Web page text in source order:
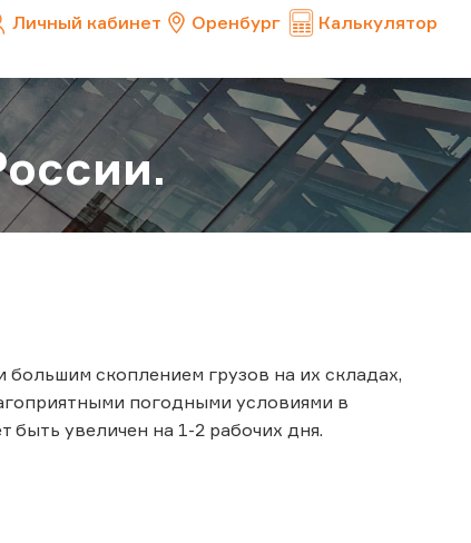
Личный кабинет Оренбург Калькулятор
скоплением грузов на их складах,
погодными условиями в
увеличен на 1-2 рабочих дня.